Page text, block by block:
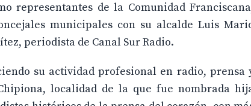
representantes de la Comunidad
municipales con su alcalde Luis
periodista de Canal Sur Radio.
su actividad profesional en radio, prensa
localidad de la que fue nombrada